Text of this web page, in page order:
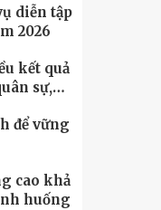
diễn tập
2026
kết quả
sự,
để vững
cao khả
huống